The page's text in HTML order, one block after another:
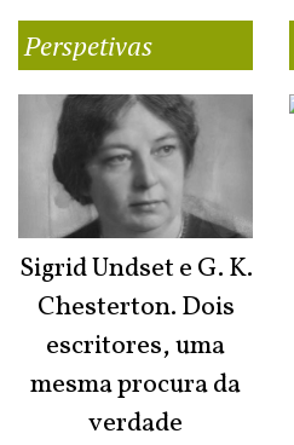
Perspetivas
Sigrid Undset e G. K.
Chesterton. Dois
escritores, uma
mesma procura da
verdade